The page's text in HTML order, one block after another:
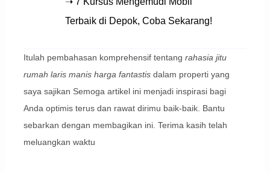
Terbaik di Depok, Coba Sekarang!
Itulah pembahasan komprehensif tentang rahasia jitu
rumah laris manis harga fantastisdalam properti yang
saya sajikan Semoga artikel ini menjadi inspirasi bagi
Anda optimis terus dan rawat dirimu baik-baik. Bantu
sebarkan dengan membagikan ini. Terima kasih telah
meluangkan waktu